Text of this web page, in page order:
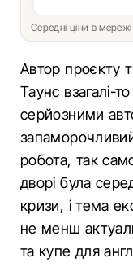
Середні ціни в
Автор проєкту
Таунс взагалі-
серйозними
робота, так
дворі була
кризи, і тема
не менш
та купе для